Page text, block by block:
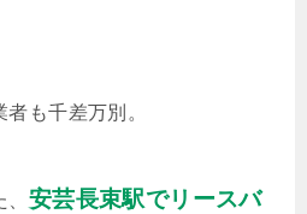
も千差万別。
安芸長束駅でリースバ